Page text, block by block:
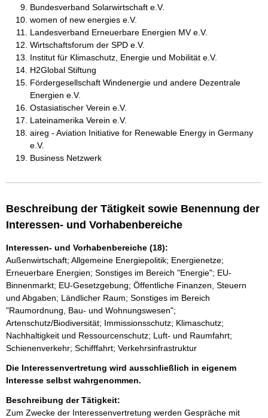
Bundesverband Solarwirtschaft e.V.
women of new energies e.V.
Landesverband Erneuerbare Energien MV e.V.
Wirtschaftsforum der SPD e.V.
Institut für Klimaschutz, Energie und Mobilität e.V.
H2Global Stiftung
Fördergesellschaft Windenergie und andere Dezentrale
Energien e.V.
Ostasiatischer Verein e.V.
Lateinamerika Verein e.V.
aireg - Aviation Initiative for Renewable Energy in Germany
e.V.
Business Netzwerk
Beschreibung der Tätigkeit sowie Benennung der
Interessen- und Vorhabenbereiche
Interessen- und Vorhabenbereiche (18):
Außenwirtschaft; Allgemeine Energiepolitik; Energienetze;
Erneuerbare Energien; Sonstiges im Bereich "Energie"; EU-
Binnenmarkt; EU-Gesetzgebung; Öffentliche Finanzen, Steuern
und Abgaben; Ländlicher Raum; Sonstiges im Bereich
"Raumordnung, Bau- und Wohnungswesen";
Artenschutz/Biodiversität; Immissionsschutz; Klimaschutz;
Nachhaltigkeit und Ressourcenschutz; Luft- und Raumfahrt;
Schienenverkehr; Schifffahrt; Verkehrsinfrastruktur
Die Interessenvertretung wird ausschließlich in eigenem
Interesse selbst wahrgenommen.
Beschreibung der Tätigkeit:
Zum Zwecke der Interessenvertretung werden Gespräche mit